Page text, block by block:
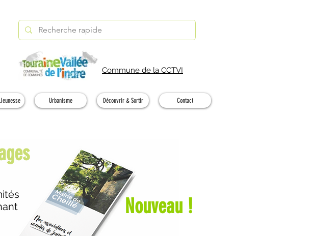
Commune de la CCTVI
Urbanisme Découvrir & Sortir Contact
Nouveau !